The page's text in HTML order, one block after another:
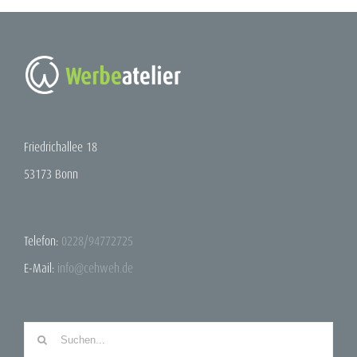
Friedrichallee 18
53173 Bonn
Telefon: 0228/94772725
E-Mail: info@cehweh.de
Suche